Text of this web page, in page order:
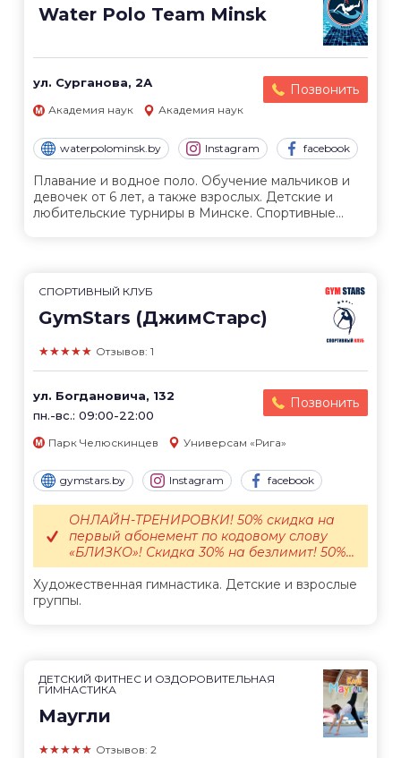
Water Polo Team Minsk
ул. Сурганова, 2А Позвонить
Академия наук Академия наук
waterpolominsk.by Instagram facebook
Плавание и водное поло. Обучение мальчиков и
девочек от 6 лет, а также взрослых. Детские и
любительские турниры в Минске. Спортивные...
СПОРТИВНЫЙ КЛУБ
GymStars (ДжимСтарс)
★★★★★ Отзывов: 1
ул. Богдановича, 132
пн.-вс.: 09:00-22:00
Позвонить
Парк Челюскинцев Универсам «Рига»
gymstars.by Instagram facebook
Художественная гимнастика. Детские и взрослые
группы.
ОНЛАЙН-ТРЕНИРОВКИ! 50% скидка на
первый абонемент по кодовому слову
«БЛИЗКО»! Скидка 30% на безлимит! 50%...
ДЕТСКИЙ ФИТНЕС И ОЗДОРОВИТЕЛЬНАЯ
ГИМНАСТИКА
Маугли
★★★★★ Отзывов: 2